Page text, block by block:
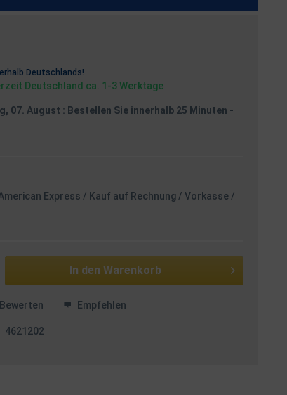
Deutschlands!
Deutschland ca. 1-3 Werktage
07. August : Bestellen Sie innerhalb 25 Minuten -
Express / Kauf auf Rechnung / Vorkasse /
In den Warenkorb
Bewerten Empfehlen
4621202